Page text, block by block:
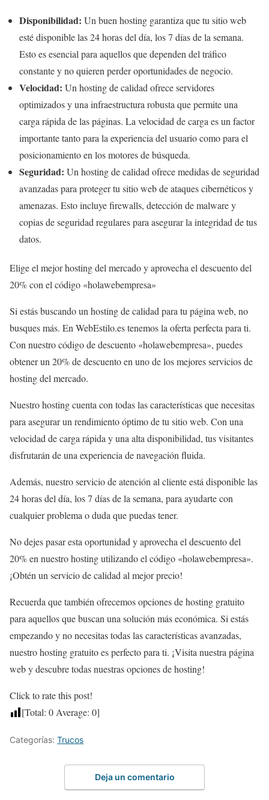
Disponibilidad: Un buen hosting garantiza que tu sitio web
esté disponible las 24 horas del día, los 7 días de la semana.
Esto es esencial para aquellos que dependen del tráfico
constante y no quieren perder oportunidades de negocio.
Velocidad: Un hosting de calidad ofrece servidores
optimizados y una infraestructura robusta que permite una
carga rápida de las páginas. La velocidad de carga es un factor
importante tanto para la experiencia del usuario como para el
posicionamiento en los motores de búsqueda.
Seguridad: Un hosting de calidad ofrece medidas de seguridad
avanzadas para proteger tu sitio web de ataques cibernéticos y
amenazas. Esto incluye firewalls, detección de malware y
copias de seguridad regulares para asegurar la integridad de tus
datos.
Elige el mejor hosting del mercado y aprovecha el descuento del
20% con el código «holawebempresa»
Si estás buscando un hosting de calidad para tu página web, no
busques más. En WebEstilo.es tenemos la oferta perfecta para ti.
Con nuestro código de descuento «holawebempresa», puedes
obtener un 20% de descuento en uno de los mejores servicios de
hosting del mercado.
Nuestro hosting cuenta con todas las características que necesitas
para asegurar un rendimiento óptimo de tu sitio web. Con una
velocidad de carga rápida y una alta disponibilidad, tus visitantes
disfrutarán de una experiencia de navegación fluida.
Además, nuestro servicio de atención al cliente está disponible las
24 horas del día, los 7 días de la semana, para ayudarte con
cualquier problema o duda que puedas tener.
No dejes pasar esta oportunidad y aprovecha el descuento del
20% en nuestro hosting utilizando el código «holawebempresa».
¡Obtén un servicio de calidad al mejor precio!
Recuerda que también ofrecemos opciones de hosting gratuito
para aquellos que buscan una solución más económica. Si estás
empezando y no necesitas todas las características avanzadas,
nuestro hosting gratuito es perfecto para ti. ¡Visita nuestra página
web y descubre todas nuestras opciones de hosting!
Click to rate this post!
[Total: 0 Average: 0]
Categorías: Trucos
Deja un comentario